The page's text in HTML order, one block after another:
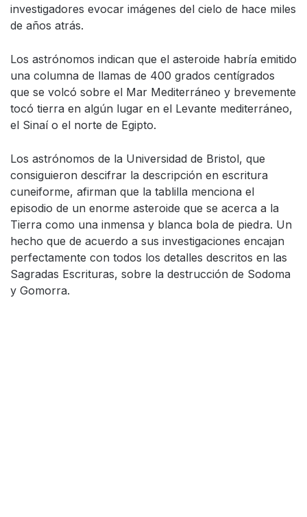
investigadores evocar imágenes del cielo de hace miles
de años atrás.
Los astrónomos indican que el asteroide habría emitido
una columna de llamas de 400 grados centígrados
que se volcó sobre el Mar Mediterráneo y brevemente
tocó tierra en algún lugar en el Levante mediterráneo,
el Sinaí o el norte de Egipto.
Los astrónomos de la Universidad de Bristol, que
consiguieron descifrar la descripción en escritura
cuneiforme, afirman que la tablilla menciona el
episodio de un enorme asteroide que se acerca a la
Tierra como una inmensa y blanca bola de piedra. Un
hecho que de acuerdo a sus investigaciones encajan
perfectamente con todos los detalles descritos en las
Sagradas Escrituras, sobre la destrucción de Sodoma
y Gomorra.